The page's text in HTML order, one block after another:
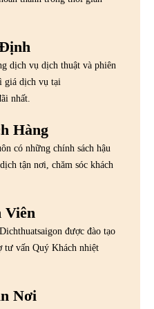
dịch vụ dịch thuật và phiên
giá dịch vụ tại
nhất.
Hàng
có những chính sách hậu
tận nơi, chăm sóc khách
Viên
được đào tạo
tư vấn Quý Khách nhiệt
Nơi